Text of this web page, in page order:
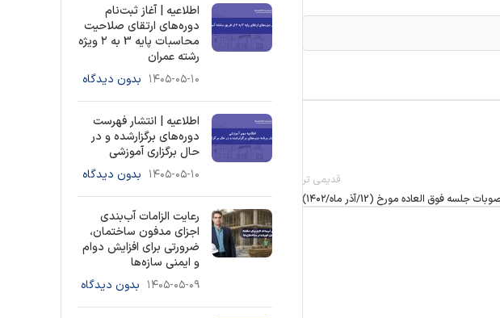
قدیمی تر
جلسه فوق العاده مورخ (12/آذر ماه/۱۴۰۲)
اطلاعیه | آغاز ثبت‌نام
دوره‌های ارتقای صلاحیت
محاسبات پایه 3 به ۲ ویژه
رشته عمران
۱۴۰۵-۰۵-۱۰ بدون دیدگاه
اطلاعیه | انتشار فهرست
دوره‌های برگزارشده و در
حال برگزاری آموزشی
۱۴۰۵-۰۵-۱۰ بدون دیدگاه
رعایت الزامات آب‌بندی
اجزای مدفون ساختمان،
ضرورتی برای افزایش دوام
و ایمنی سازه‌ها
۱۴۰۵-۰۵-۰۹ بدون دیدگاه